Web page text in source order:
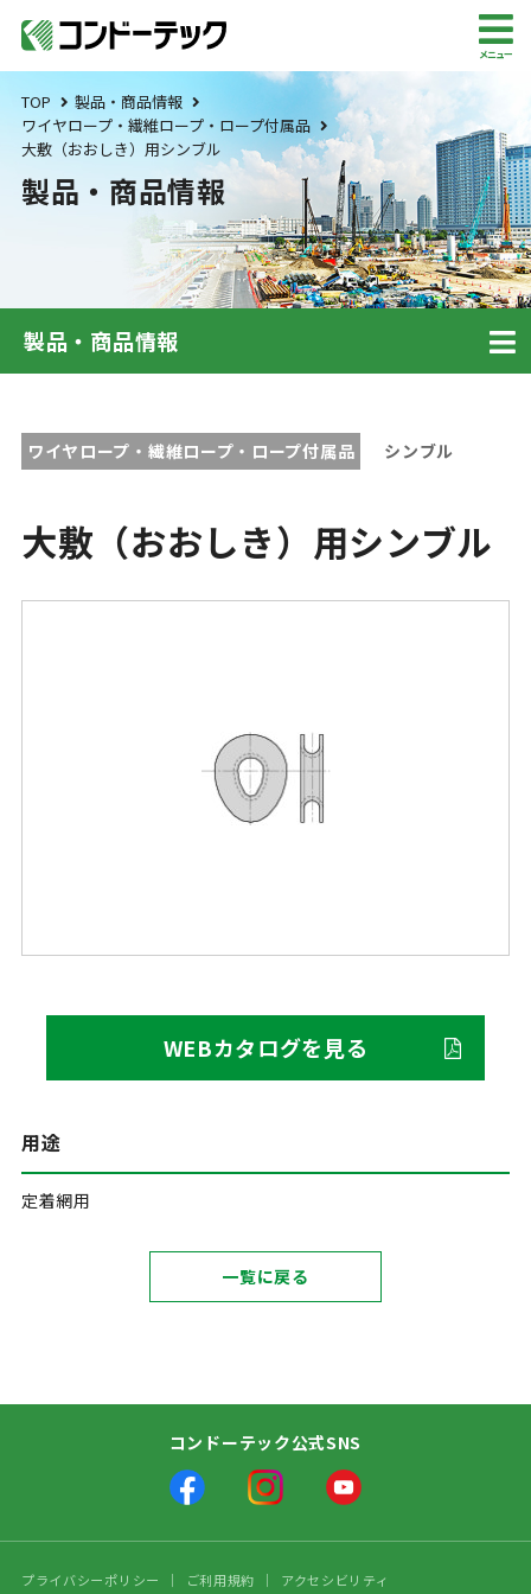
メニュー
TOP
製品・商品情報
ワイヤロープ・繊維ロープ・ロープ付属品
大敷（おおしき）用シンブル
製品・商品情報
製品・商品情報
ワイヤロープ・繊維ロープ・ロープ付属品 シンブル
大敷（おおしき）用シンブル
WEBカタログを見る
用途
定着網用
一覧に戻る
コンドーテック公式SNS
プライバシーポリシー ご利用規約 アクセシビリティ